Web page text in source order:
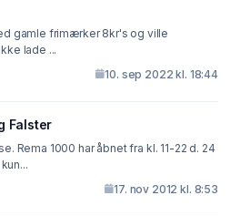
frimærker 8kr's og ville
lade ...
10. sep 2022 kl. 18:44
Falster
d. 24
17. nov 2012 kl. 8:53